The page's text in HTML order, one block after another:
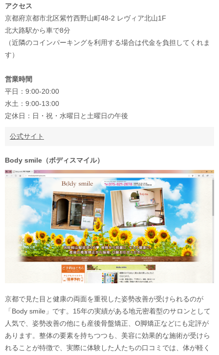
アクセス
京都府京都市北区紫竹西野山町48-2 レヴィア北山1F
北大路駅から車で8分
（近隣のコインパーキングを利用する場合は代金を負担してくれま
す）
営業時間
平日：9:00-20:00
水土：9:00-13:00
定休日：日・祝・水曜日と土曜日の午後
公式サイト
Body smile（ボディスマイル）
京都で見た目と健康の両面を重視した姿勢改善が受けられるのが
「Body smile」です。15年の実績がある地元密着型のサロンとして
人気で、姿勢改善の他にも産後骨盤矯正、O脚矯正などにも定評が
あります。整体の要素を持ちつつも、美容に効果的な施術が受けら
れることが特徴で、実際に体験した人たちの口コミでは、体が軽く